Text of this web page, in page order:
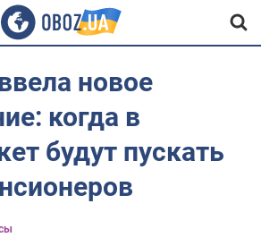
новое
когда в
будут пускать